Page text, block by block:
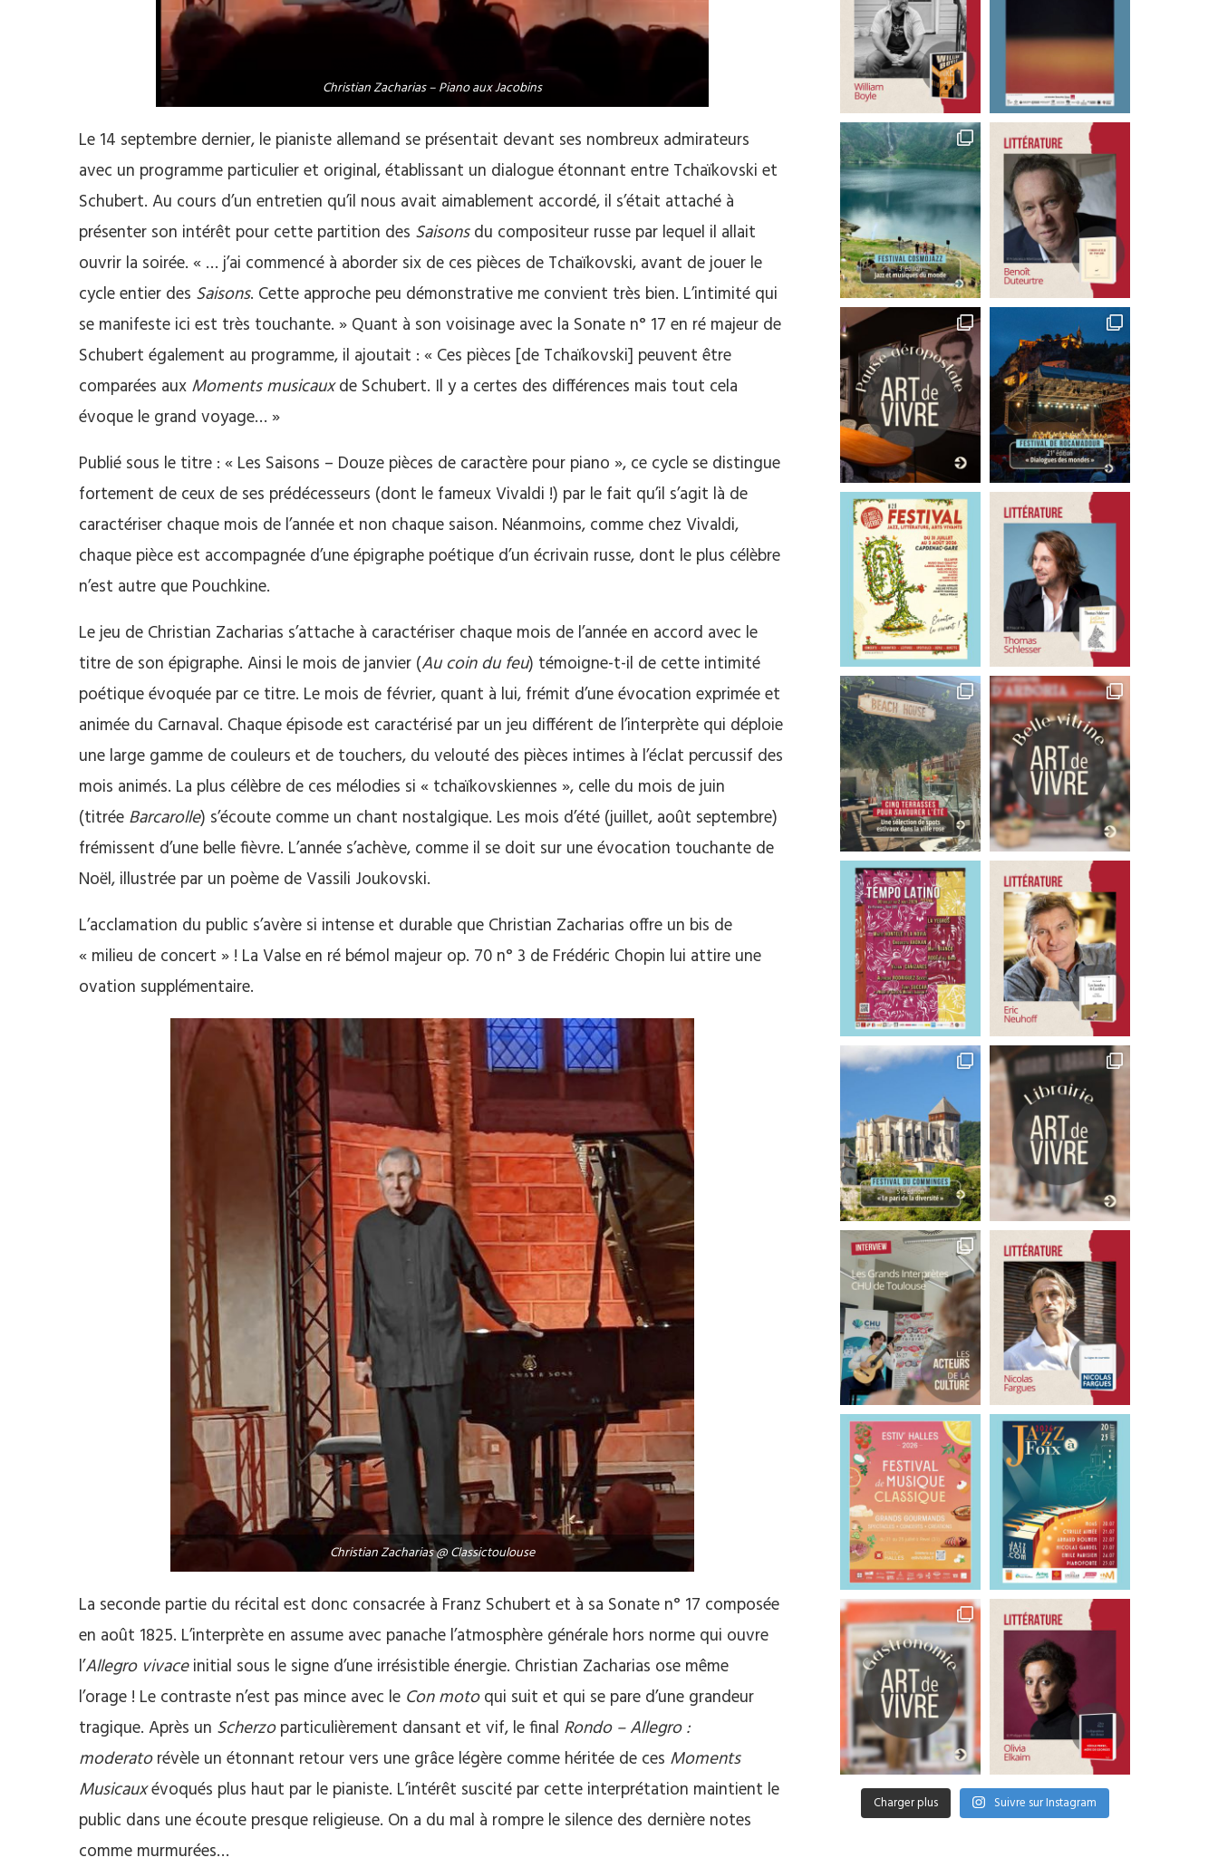
Christian Zacharias – Piano aux Jacobins
Le 14 septembre dernier, le pianiste allemand se présentait devant ses nombreux admirateurs
avec un programme particulier et original, établissant un dialogue étonnant entre Tchaïkovski et
Schubert. Au cours d’un entretien qu’il nous avait aimablement accordé, il s’était attaché à
présenter son intérêt pour cette partition des Saisonsdu compositeur russe par lequel il allait
ouvrir la soirée. « … j’ai commencé à aborder six de ces pièces de Tchaïkovski, avant de jouer le
cycle entier des Saisons. Cette approche peu démonstrative me convient très bien. L’intimité qui
se manifeste ici est très touchante. » Quant à son voisinage avec la Sonate n° 17 en ré majeur de
Schubert également au programme, il ajoutait : « Ces pièces [de Tchaïkovski] peuvent être
comparées aux Moments musicauxde Schubert. Il y a certes des différences mais tout cela
évoque le grand voyage… »
Publié sous le titre : « Les Saisons – Douze pièces de caractère pour piano », ce cycle se distingue
fortement de ceux de ses prédécesseurs (dont le fameux Vivaldi !) par le fait qu’il s’agit là de
caractériser chaque mois de l’année et non chaque saison. Néanmoins, comme chez Vivaldi,
chaque pièce est accompagnée d’une épigraphe poétique d’un écrivain russe, dont le plus célèbre
n’est autre que Pouchkine.
Le jeu de Christian Zacharias s’attache à caractériser chaque mois de l’année en accord avec le
titre de son épigraphe. Ainsi le mois de janvier (Au coin du feu) témoigne-t-il de cette intimité
poétique évoquée par ce titre. Le mois de février, quant à lui, frémit d’une évocation exprimée et
animée du Carnaval. Chaque épisode est caractérisé par un jeu différent de l’interprète qui déploie
une large gamme de couleurs et de touchers, du velouté des pièces intimes à l’éclat percussif des
mois animés. La plus célèbre de ces mélodies si « tchaïkovskiennes », celle du mois de juin
(titrée Barcarolle) s’écoute comme un chant nostalgique. Les mois d’été (juillet, août septembre)
frémissent d’une belle fièvre. L’année s’achève, comme il se doit sur une évocation touchante de
Noël, illustrée par un poème de Vassili Joukovski.
L’acclamation du public s’avère si intense et durable que Christian Zacharias offre un bis de
« milieu de concert » ! La Valse en ré bémol majeur op. 70 n° 3 de Frédéric Chopin lui attire une
ovation supplémentaire.
Christian Zacharias @ Classictoulouse
La seconde partie du récital est donc consacrée à Franz Schubert et à sa Sonate n° 17 composée
en août 1825. L’interprète en assume avec panache l’atmosphère générale hors norme qui ouvre
l’Allegro vivaceinitial sous le signe d’une irrésistible énergie. Christian Zacharias ose même
l’orage ! Le contraste n’est pas mince avec le Con motoqui suit et qui se pare d’une grandeur
tragique. Après un Scherzoparticulièrement dansant et vif, le final Rondo – Allegro :
moderatorévèle un étonnant retour vers une grâce légère comme héritée de ces Moments
Musicauxévoqués plus haut par le pianiste. L’intérêt suscité par cette interprétation maintient le
public dans une écoute presque religieuse. On a du mal à rompre le silence des dernière notes
comme murmurées…
Charger plus Suivre sur Instagram